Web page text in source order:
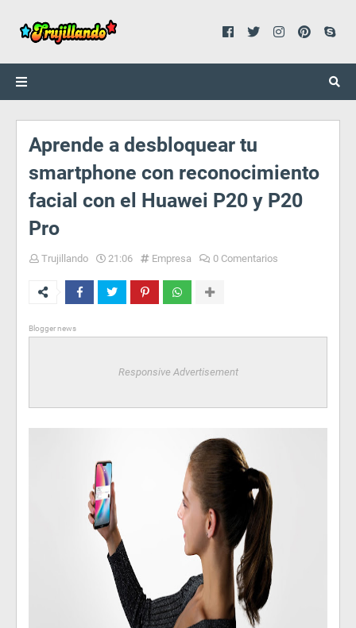
Aprende a desbloquear tu
smartphone con reconocimiento
facial con el Huawei P20 y P20
Pro
Trujillando 21:06 Empresa 0 Comentarios
Blogger news
Responsive Advertisement